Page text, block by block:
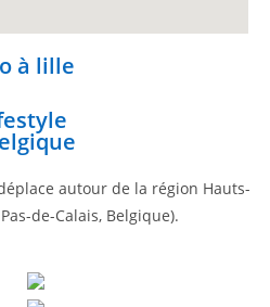
à lille
autour de la région Hauts-
de-Calais, Belgique).